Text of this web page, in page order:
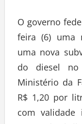
O governo
feira (6) uma
uma nova
do diesel
Ministério da
R$ 1,20 por
com